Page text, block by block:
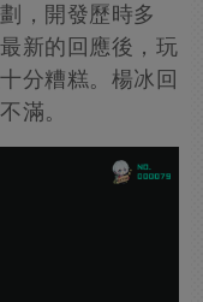
，開發歷時多
新的回應後，玩
分糟糕。楊冰回
滿。